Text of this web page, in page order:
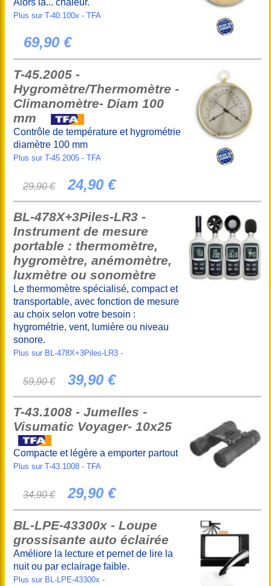
Alors là... chaleur.
Plus sur T-40.100x - TFA
69,90 €
T-45.2005 -
Hygromètre/Thermomètre -
Climanomètre- Diam 100
mm
Contrôle de température et hygrométrie
diamètre 100 mm
Plus sur T-45.2005 - TFA
29,90 € 24,90 €
BL-478X+3Piles-LR3 -
Instrument de mesure
portable : thermomètre,
hygromètre, anémomètre,
luxmètre ou sonomètre
Le thermomètre spécialisé, compact et
transportable, avec fonction de mesure
au choix selon votre besoin :
hygrométrie, vent, lumière ou niveau
sonore.
Plus sur BL-478X+3Piles-LR3 -
59,90 € 39,90 €
T-43.1008 - Jumelles -
Visumatic Voyager- 10x25
Compacte et légère a emporter partout
Plus sur T-43.1008 - TFA
34,90 € 29,90 €
BL-LPE-43300x - Loupe
grossisante auto éclairée
Améliore la lecture et pernet de lire la
nuit ou par eclairage faible.
Plus sur BL-LPE-43300x -